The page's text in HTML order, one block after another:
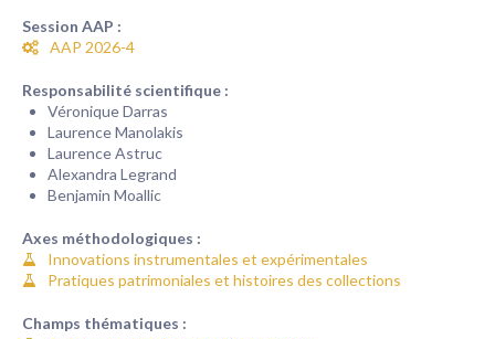
Session AAP :
AAP 2026-4
Responsabilité scientifique :
Véronique Darras
Laurence Manolakis
Laurence Astruc
Alexandra Legrand
Benjamin Moallic
Axes méthodologiques :
Innovations instrumentales et expérimentales
Pratiques patrimoniales et histoires des collections
Champs thématiques :